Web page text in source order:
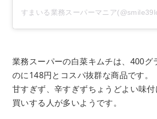
業務スーパーの白菜キムチは、400グ
のに148円とコスパ抜群な商品です。
甘すぎず、辛すぎずちょうどよい味
買いする人が多いようです。